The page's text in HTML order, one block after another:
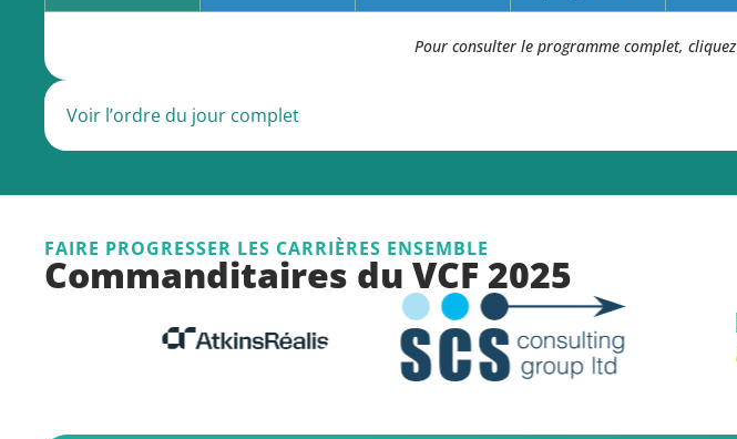
Pour consulter le programme complet,
Voir l’ordre du jour complet
FAIRE PROGRESSER LES CARRIÈRES ENSEMBLE
Commanditaires du VCF 2025